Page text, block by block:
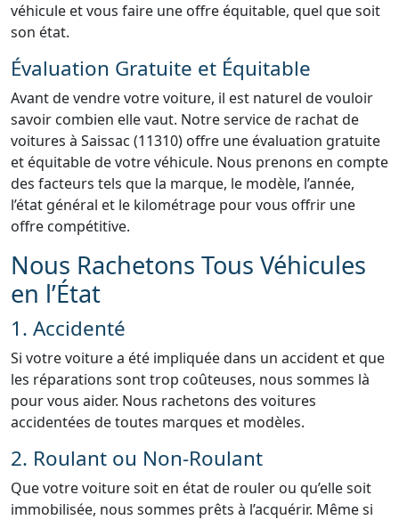
véhicule et vous faire une offre équitable, quel que soit
son état.
Évaluation Gratuite et Équitable
Avant de vendre votre voiture, il est naturel de vouloir
savoir combien elle vaut. Notre service de rachat de
voitures à Saissac (11310) offre une évaluation gratuite
et équitable de votre véhicule. Nous prenons en compte
des facteurs tels que la marque, le modèle, l’année,
l’état général et le kilométrage pour vous offrir une
offre compétitive.
Nous Rachetons Tous Véhicules
en l’État
1. Accidenté
Si votre voiture a été impliquée dans un accident et que
les réparations sont trop coûteuses, nous sommes là
pour vous aider. Nous rachetons des voitures
accidentées de toutes marques et modèles.
2. Roulant ou Non-Roulant
Que votre voiture soit en état de rouler ou qu’elle soit
immobilisée, nous sommes prêts à l’acquérir. Même si